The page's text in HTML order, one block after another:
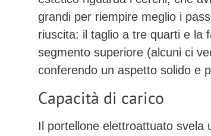
grandi per riempire meglio i
riuscita: il taglio a tre quarti e la
segmento superiore (alcuni ci
conferendo un aspetto solido e
Capacità di carico
Il portellone elettroattuato svela